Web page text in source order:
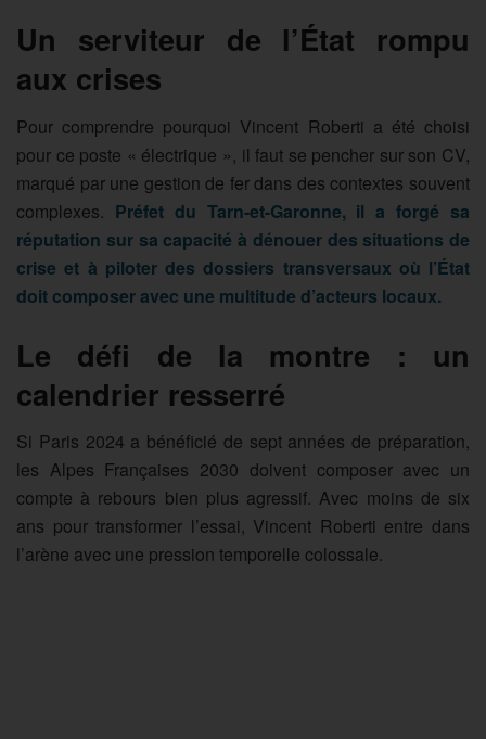
Un serviteur de l’État rompu
aux crises
Pour comprendre pourquoi Vincent Roberti a été choisi
pour ce poste « électrique », il faut se pencher sur son CV,
marqué par une gestion de fer dans des contextes souvent
complexes. Préfet du Tarn-et-Garonne, il a forgé sa
réputation sur sa capacité à dénouer des situations de
crise et à piloter des dossiers transversaux où l’État
doit composer avec une multitude d’acteurs locaux.
Le défi de la montre : un
calendrier resserré
Si Paris 2024 a bénéficié de sept années de préparation,
les Alpes Françaises 2030 doivent composer avec un
compte à rebours bien plus agressif. Avec moins de six
ans pour transformer l’essai, Vincent Roberti entre dans
l’arène avec une pression temporelle colossale.